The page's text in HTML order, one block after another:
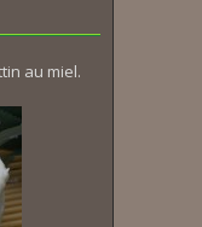
au miel.